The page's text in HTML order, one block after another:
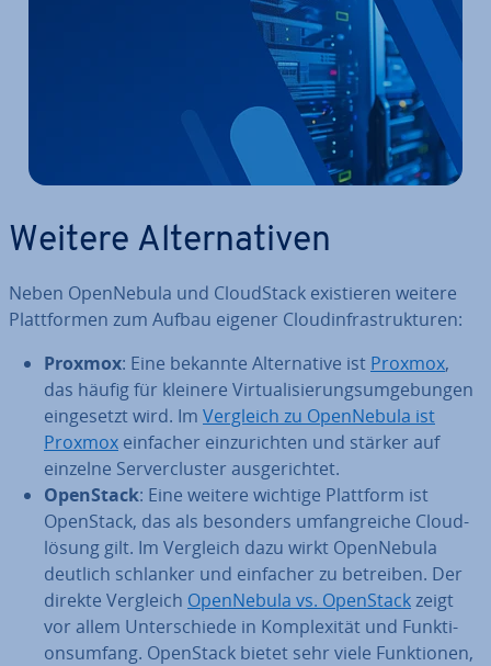
Weitere Al­ter­na­ti­ven
Neben Open­Ne­bu­la und Cloud­Stack exis­tie­ren weitere
Platt­for­men zum Aufbau eigener Cloud­in­fra­struk­tu­ren:
Proxmox: Eine bekannte Al­ter­na­ti­ve ist Proxmox,
das häufig für kleinere Vir­tua­li­sie­rungs­um­ge­bun­gen
ein­ge­setzt wird. Im Vergleich zu Open­Ne­bu­la ist
Proxmox einfacher ein­zu­rich­ten und stärker auf
einzelne Ser­ver­clus­ter aus­ge­rich­tet.
OpenStack: Eine weitere wichtige Plattform ist
OpenStack, das als besonders um­fang­rei­che Cloud­
lö­sung gilt. Im Vergleich dazu wirkt Open­Ne­bu­la
deutlich schlanker und einfacher zu betreiben. Der
direkte Vergleich Open­Ne­bu­la vs. OpenStackzeigt
vor allem Un­ter­schie­de in Kom­ple­xi­tät und Funk­ti­
ons­um­fang. OpenStack bietet sehr viele Funk­tio­nen,